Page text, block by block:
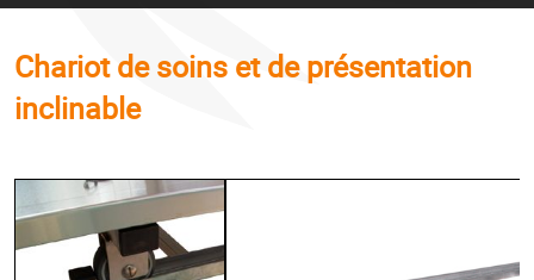
Chariot de soins et de présentation
inclinable